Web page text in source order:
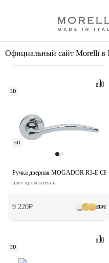
Официальный сайт Morelli в
3D
3D
еще
Ручка дверная MOGADOR R3-E
цвет хром латунь
9 220₽
3D